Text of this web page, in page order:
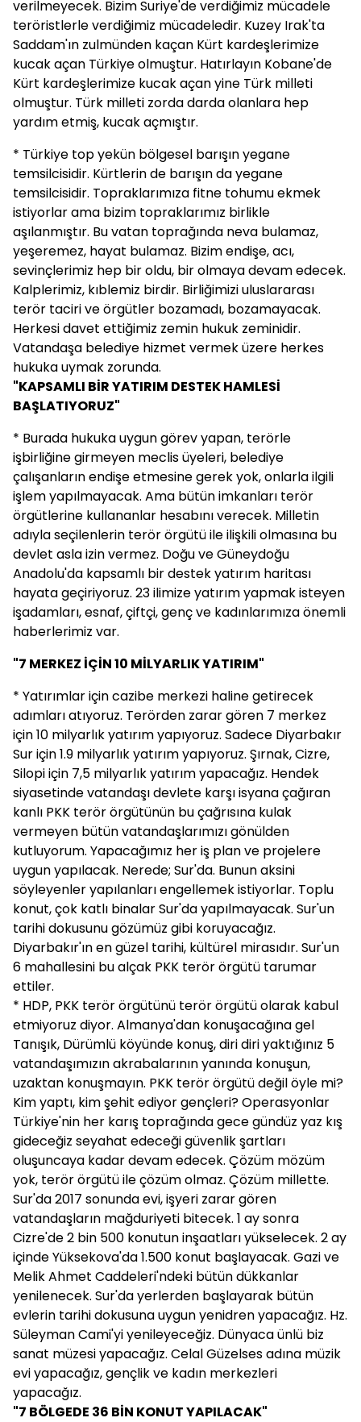
verilmeyecek. Bizim Suriye'de verdiğimiz mücadele
teröristlerle verdiğimiz mücadeledir. Kuzey Irak'ta
Saddam'ın zulmünden kaçan Kürt kardeşlerimize
kucak açan Türkiye olmuştur. Hatırlayın Kobane'de
Kürt kardeşlerimize kucak açan yine Türk milleti
olmuştur. Türk milleti zorda darda olanlara hep
yardım etmiş, kucak açmıştır.
* Türkiye top yekün bölgesel barışın yegane
temsilcisidir. Kürtlerin de barışın da yegane
temsilcisidir. Topraklarımıza fitne tohumu ekmek
istiyorlar ama bizim topraklarımız birlikle
aşılanmıştır. Bu vatan toprağında neva bulamaz,
yeşeremez, hayat bulamaz. Bizim endişe, acı,
sevinçlerimiz hep bir oldu, bir olmaya devam edecek.
Kalplerimiz, kıblemiz birdir. Birliğimizi uluslararası
terör taciri ve örgütler bozamadı, bozamayacak.
Herkesi davet ettiğimiz zemin hukuk zeminidir.
Vatandaşa belediye hizmet vermek üzere herkes
hukuka uymak zorunda.
"KAPSAMLI BİR YATIRIM DESTEK HAMLESİ
BAŞLATIYORUZ"
* Burada hukuka uygun görev yapan, terörle
işbirliğine girmeyen meclis üyeleri, belediye
çalışanların endişe etmesine gerek yok, onlarla ilgili
işlem yapılmayacak. Ama bütün imkanları terör
örgütlerine kullananlar hesabını verecek. Milletin
adıyla seçilenlerin terör örgütü ile ilişkili olmasına bu
devlet asla izin vermez. Doğu ve Güneydoğu
Anadolu'da kapsamlı bir destek yatırım haritası
hayata geçiriyoruz. 23 ilimize yatırım yapmak isteyen
işadamları, esnaf, çiftçi, genç ve kadınlarımıza önemli
haberlerimiz var.
"7 MERKEZ İÇİN 10 MİLYARLIK YATIRIM"
* Yatırımlar için cazibe merkezi haline getirecek
adımları atıyoruz. Terörden zarar gören 7 merkez
için 10 milyarlık yatırım yapıyoruz. Sadece Diyarbakır
Sur için 1.9 milyarlık yatırım yapıyoruz. Şırnak, Cizre,
Silopi için 7,5 milyarlık yatırım yapacağız. Hendek
siyasetinde vatandaşı devlete karşı isyana çağıran
kanlı PKK terör örgütünün bu çağrısına kulak
vermeyen bütün vatandaşlarımızı gönülden
kutluyorum. Yapacağımız her iş plan ve projelere
uygun yapılacak. Nerede; Sur'da. Bunun aksini
söyleyenler yapılanları engellemek istiyorlar. Toplu
konut, çok katlı binalar Sur'da yapılmayacak. Sur'un
tarihi dokusunu gözümüz gibi koruyacağız.
Diyarbakır'ın en güzel tarihi, kültürel mirasıdır. Sur'un
6 mahallesini bu alçak PKK terör örgütü tarumar
ettiler.
* HDP, PKK terör örgütünü terör örgütü olarak kabul
etmiyoruz diyor. Almanya'dan konuşacağına gel
Tanışık, Dürümlü köyünde konuş, diri diri yaktığınız 5
vatandaşımızın akrabalarının yanında konuşun,
uzaktan konuşmayın. PKK terör örgütü değil öyle mi?
Kim yaptı, kim şehit ediyor gençleri? Operasyonlar
Türkiye'nin her karış toprağında gece gündüz yaz kış
gideceğiz seyahat edeceği güvenlik şartları
oluşuncaya kadar devam edecek. Çözüm mözüm
yok, terör örgütü ile çözüm olmaz. Çözüm millette.
Sur'da 2017 sonunda evi, işyeri zarar gören
vatandaşların mağduriyeti bitecek. 1 ay sonra
Cizre'de 2 bin 500 konutun inşaatları yükselecek. 2 ay
içinde Yüksekova'da 1.500 konut başlayacak. Gazi ve
Melik Ahmet Caddeleri'ndeki bütün dükkanlar
yenilenecek. Sur'da yerlerden başlayarak bütün
evlerin tarihi dokusuna uygun yenidren yapacağız. Hz.
Süleyman Cami'yi yenileyeceğiz. Dünyaca ünlü biz
sanat müzesi yapacağız. Celal Güzelses adına müzik
evi yapacağız, gençlik ve kadın merkezleri
yapacağız.
"7 BÖLGEDE 36 BİN KONUT YAPILACAK"